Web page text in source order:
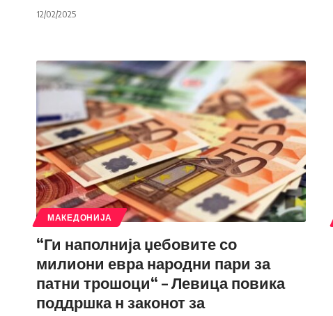
12/02/2025
МАКЕДОНИЈА
“Ги наполнија џебовите со
милиони евра народни пари за
патни трошоци“ – Левица повика
поддршка н законот за